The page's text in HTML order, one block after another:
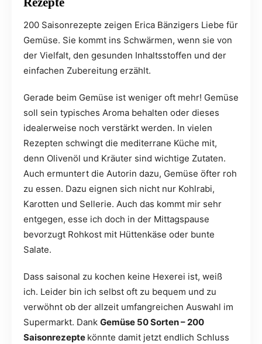
200 Saisonrezepte zeigen Erica Bänzigers Liebe für
Gemüse. Sie kommt ins Schwärmen, wenn sie von
der Vielfalt, den gesunden Inhaltsstoffen und der
einfachen Zubereitung erzählt.
Gerade beim Gemüse ist weniger oft mehr! Gemüse
soll sein typisches Aroma behalten oder dieses
idealerweise noch verstärkt werden. In vielen
Rezepten schwingt die mediterrane Küche mit,
denn Olivenöl und Kräuter sind wichtige Zutaten.
Auch ermuntert die Autorin dazu, Gemüse öfter roh
zu essen. Dazu eignen sich nicht nur Kohlrabi,
Karotten und Sellerie. Auch das kommt mir sehr
entgegen, esse ich doch in der Mittagspause
bevorzugt Rohkost mit Hüttenkäse oder bunte
Salate.
Dass saisonal zu kochen keine Hexerei ist, weiß
ich. Leider bin ich selbst oft zu bequem und zu
verwöhnt ob der allzeit umfangreichen Auswahl im
Supermarkt. Dank Gemüse 50 Sorten – 200
Saisonrezepte könnte damit jetzt endlich Schluss